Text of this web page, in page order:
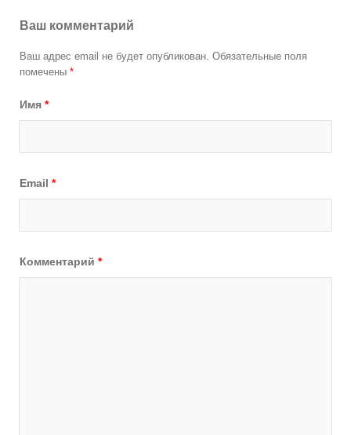
Ваш комментарий
Ваш адрес email не будет опубликован. Обязательные поля
помечены *
Имя *
Email *
Комментарий *